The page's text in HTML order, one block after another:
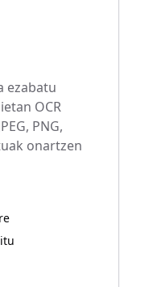
ezabatu
OCR
PNG,
onartzen